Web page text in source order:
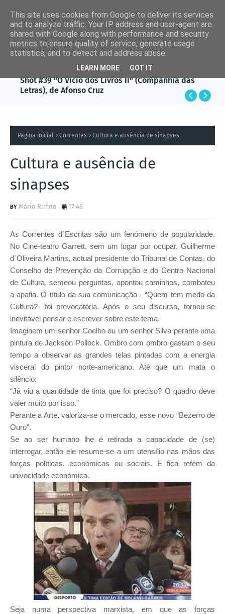
Shot #39 "O Vício dos Livros II" (Companhia das
Letras), de Afonso Cruz
Página inicial Correntes Cultura e ausência de sinapses
Cultura e ausência de
sinapses
Mário Rufino 17:48
As Correntes d`Escritas são um fenómeno de popularidade.
No Cine-teatro Garrett, sem um lugar por ocupar, Guilherme
d`Oliveira Martins, actual presidente do Tribunal de Contas, do
Conselho de Prevenção da Corrupção e do Centro Nacional
de Cultura, semeou perguntas, apontou caminhos, combateu
a apatia. O título da sua comunicação - “Quem tem medo da
Cultura?- foi provocatória. Após o seu discurso, tornou-se
inevitável pensar e escrever sobre este tema.
Imaginem um senhor Coelho ou um senhor Silva perante uma
pintura de Jackson Pollock. Ombro com ombro gastam o seu
tempo a observar as grandes telas pintadas com a energia
visceral do pintor norte-americano. Até que um mata o
silêncio:
“Já viu a quantidade de tinta que foi preciso? O quadro deve
valer muito por isso.”
Perante a Arte, valoriza-se o mercado, esse novo “Bezerro de
Ouro”.
Se ao ser humano lhe é retirada a capacidade de (se)
interrogar, então ele resume-se a um utensílio nas mãos das
forças políticas, económicas ou sociais. E fica refém da
univocidade económica.
Seja numa perspectiva marxista, em que as forças
This site uses cookies from Google to deliver its services
and to analyze traffic. Your IP address and user-agent are
shared with Google along with performance and security
metrics to ensure quality of service, generate usage
statistics, and to detect and address abuse.
LEARN MORE GOT IT